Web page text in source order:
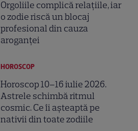
Orgoliile complică relațiile, iar
o zodie riscă un blocaj
profesional din cauza
aroganței
HOROSCOP
Horoscop 10–16 iulie 2026.
Astrele schimbă ritmul
cosmic. Ce îi așteaptă pe
nativii din toate zodiile